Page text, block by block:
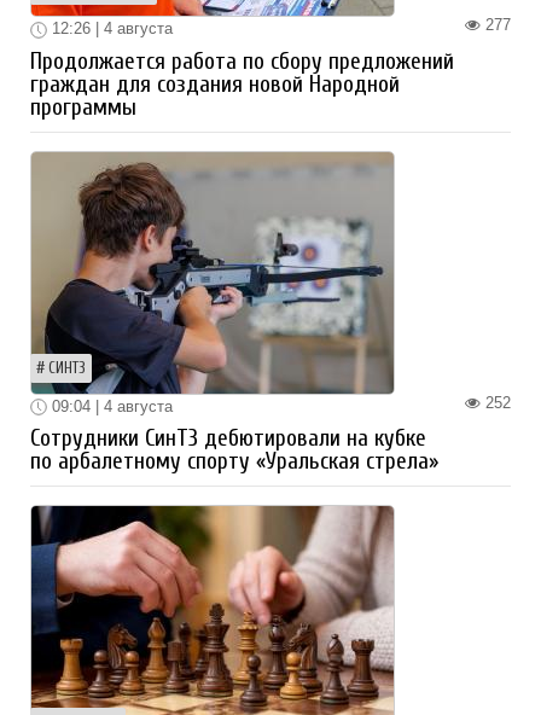
277
12:26 | 4 августа
Продолжается работа по сбору предложений
граждан для создания новой Народной
программы
СИНТЗ
252
09:04 | 4 августа
Сотрудники СинТЗ дебютировали на кубке
по арбалетному спорту «Уральская стрела»